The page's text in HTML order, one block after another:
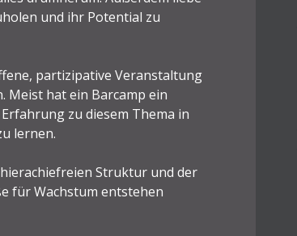
und ihr Potential zu
partizipative Veranstaltung
Meist hat ein Barcamp ein
zu diesem Thema in
lernen.
Struktur und der
für Wachstum entstehen